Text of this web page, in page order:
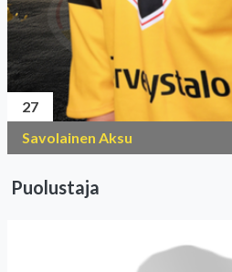
27
Savolainen Aksu
Puolustaja